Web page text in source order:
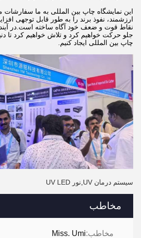
مخاطب
مخاطب:Miss. Umi
این نمایشگاه چاپ بین المللی به ما
ارزشمند، نفوذ برند را به طور قابل توجهی
نقاط قوت و ضعف خود آگاه ساخته است.در
جلو حرکت خواهیم کرد و تلاش خواهیم کرد تا
چاپ بین المللی ایجاد کنیم.
سیستم درمان UV نور UV LED